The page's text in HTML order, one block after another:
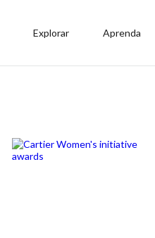
Explorar Aprenda